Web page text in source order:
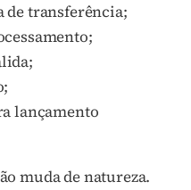
transferência;
lançamento
muda de natureza.